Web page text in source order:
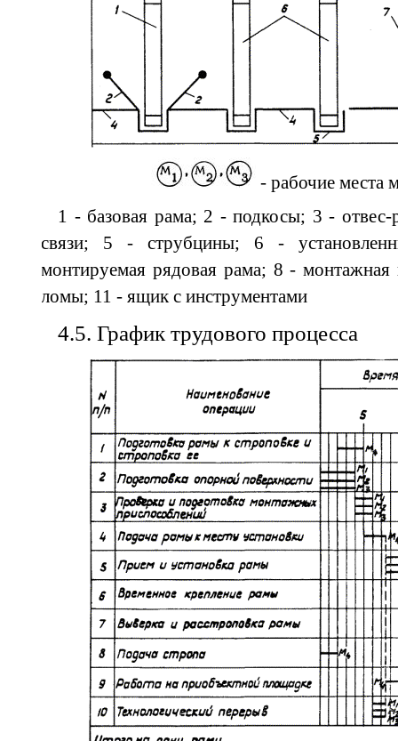
- рабочие места
1 - базовая рама; 2 - подкосы; 3- отвес-
связи; 5 -струбцины; 6-
монтируемая рядовая рама; 8 -монтажная
ломы; 11- ящик с инструментами
4.5.График трудового процесса